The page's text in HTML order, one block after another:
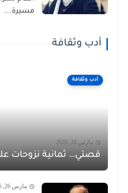
مسيرة...
أدب وثقافة
أدب وثقافة
مارس 26, 2026
قصتي… ثمانية نزوحات
مارس 26, 2026